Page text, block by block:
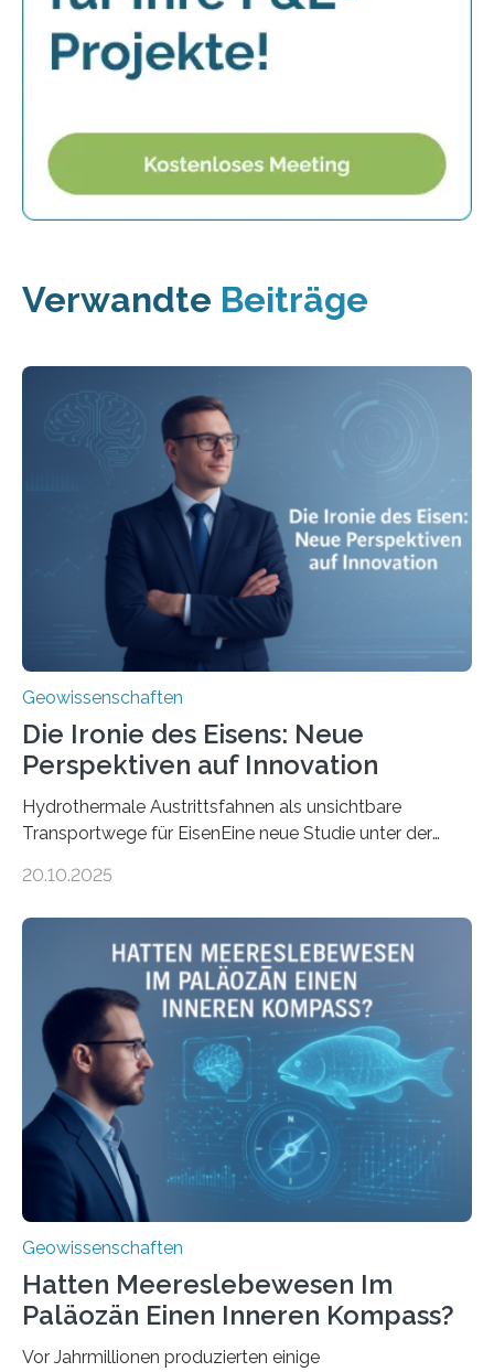
Verwandte Beiträge
Geowissenschaften
Die Ironie des Eisens: Neue
Perspektiven auf Innovation
Hydrothermale Austrittsfahnen als unsichtbare
Transportwege für EisenEine neue Studie unter der
Umweltwissenschaften der Universität Bremen –
Meeresboden die Eisenverfügbarkeit und den globalen
Stoffkreislauf im Ozean prägen. Die Überblicksstudie
mit dem Titel „Iron’s Irony“ ist in Communications Earth
& Environment erschienen. Die Studie fasst bestehende
Forschungsergebnisse zusammen und interpretiert sie
neu, um zu erklären, wie Eisen, das aus hydrothermalen
Systemen freigesetzt wird, über ganze Ozeanbecken
transportiert werden kann. „Das…
20.10.2025
Geowissenschaften
Hatten Meereslebewesen Im
Paläozän Einen Inneren Kompass?
Vor Jahrmillionen produzierten einige